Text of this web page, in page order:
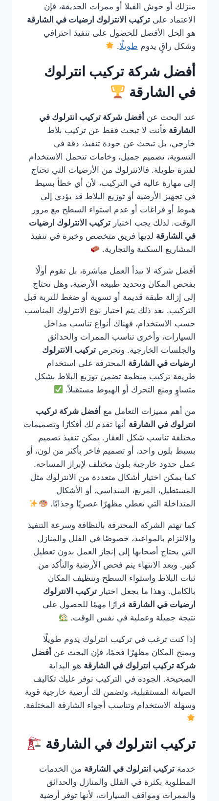
منزلك أو حوش الفيلا أو ممرات الحديقة، فإن
الاعتماد على تركيب الانترلوك ارضيات في الشارقة
هو الحل الأفضل للحصول على تنفيذ احترافي
وشكل راقٍ يدوم طويلًا.
أفضل شركة تركيب انترلوك
في الشارقة
عند البحث عن أفضل شركة تركيب انترلوك في
الشارقة فأنت لا تبحث فقط عن تركيب بلاط
خارجي، بل تبحث عن جودة تنفيذ، دقة في
التسوية، تصميم جميل، وخامات تتحمل الاستخدام
لفترة طويلة. فالانترلوك من الأرضيات التي تحتاج
إلى مهارة عالية في التركيب، لأن أي خطأ بسيط
في تجهيز الأرضية أو توزيع البلاط قد يؤدي إلى
هبوط أو فراغات أو عدم استواء السطح مع مرور
الوقت. لذلك يجب اختيار تركيب الانترلوك ارضيات
في الشارقة لديها فريق متخصص وخبرة في تنفيذ
المشاريع السكنية والتجارية.
أفضل شركة لا تبدأ العمل مباشرة، بل تقوم أولًا
بفحص المكان وتحديد طبيعة الأرضية، وهل تحتاج
إلى إزالة طبقة قديمة أو تسوية أو ضغط للتربة قبل
التركيب. بعد ذلك يتم اختيار نوع الانترلوك المناسب
حسب الاستخدام، فهناك أنواع تناسب مداخل
السيارات، وأخرى تناسب الممرات والحدائق
والجلسات الخارجية. وتحرص تركيب الانترلوك
ارضيات في الشارقة المحترفة على استخدام
طريقة تركيب منظمة تضمن توزيع البلاط بشكل
متساوٍ ومنع التحرك أو الهبوط مستقبلاً.
من أهم مميزات التعامل مع أفضل شركة تركيب
انترلوك في الشارقة أنها تقدم لك أفكارًا وتصميمات
مختلفة تناسب شكل العقار. يمكن تنفيذ تصميم
بسيط بلون واحد، أو تصميم فاخر بأكثر من لون، أو
عمل حدود خارجية بلون مختلف لإبراز المساحة.
كما يمكن اختيار أشكال متعددة من الانترلوك مثل
المستطيل، المربع، السداسي، أو الأشكال
المتداخلة التي تعطي مظهرًا عصريًا وجذابًا.
كما تهتم الشركة المحترفة بالنظافة وسرعة التنفيذ
والالتزام بالمواعيد، خصوصًا في الفلل والمنازل
التي يحتاج أصحابها إلى إنجاز العمل بدون تعطيل
كبير. وبعد الانتهاء يتم فحص الأرضية والتأكد من
ثبات البلاط واستواء السطح وتنظيف المكان
بالكامل. وهذا ما يجعل اختيار تركيب الانترلوك
ارضيات في الشارقة قرارًا مهمًا للحصول على
نتيجة جميلة وعملية في نفس الوقت.
إذا كنت ترغب في تركيب انترلوك يدوم طويلًا
ويمنح المكان مظهرًا فخمًا، فإن البحث عن أفضل
شركة تركيب انترلوك في الشارقة هو البداية
الصحيحة. الجودة في التركيب توفر عليك تكاليف
الصيانة المستقبلية، وتضمن لك أرضية خارجية قوية
وسهلة الاستخدام وتناسب أجواء الشارقة المختلفة.
تركيب انترلوك في الشارقة
خدمة تركيب انترلوك في الشارقة من الخدمات
المطلوبة بكثرة في الفلل والمنازل والحدائق
والممرات ومواقف السيارات، لأنها توفر أرضية